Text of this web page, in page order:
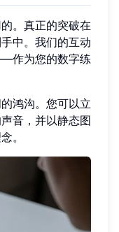
。真正的突破在
中。我们的互动
作为您的数字练
鸿沟。您可以立
音，并以静态图
。